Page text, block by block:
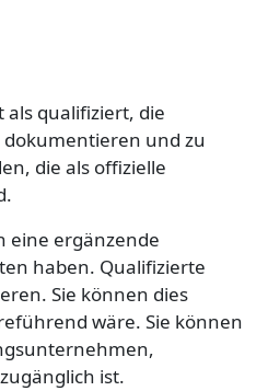
als qualifiziert, die
und zu
die als offizielle
eine ergänzende
haben. Qualifizierte
Sie können dies
wäre. Sie können
ist.